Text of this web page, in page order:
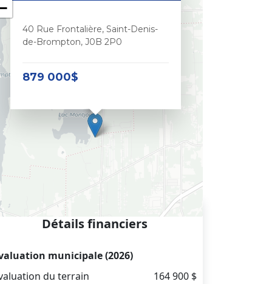
40 Rue Frontalière, Saint-Denis-
de-Brompton, J0B 2P0
879 000$
−
Détails financiers
municipale (2026)
du terrain
164 900 $